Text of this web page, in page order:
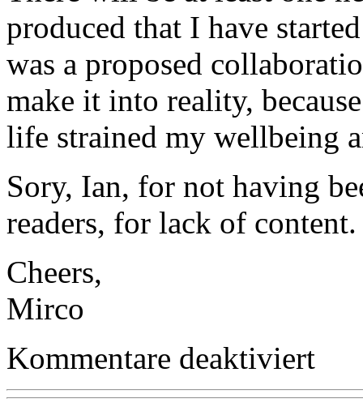
produced that I have
was a proposed
make it into reality,
life strained my wellbeing
Sory, Ian, for not having
readers, for lack of
Cheers,
Mirco
Kommentare deaktiviert
Year